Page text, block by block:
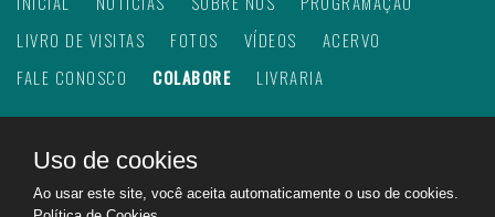
LIVRO DE VISITAS
FOTOS VÍDEOS
ACERVO
FALE CONOSCO
COLABORE LIVRARIA
2026Web Rádio Fraternidade. Todos os direitos
reservados.
Uso de cookies
Ao usar este site, você aceita automaticamente o uso de cookies.